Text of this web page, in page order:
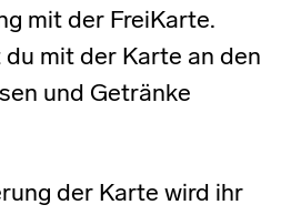
mit der FreiKarte.
mit der Karte an den
und Getränke
der Karte wird ihr